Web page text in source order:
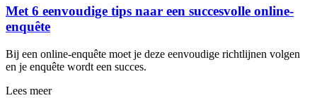
Met 6 eenvoudige tips naar een succesvolle online-
enquête
Bij een online-enquête moet je deze eenvoudige richtlijnen volgen
en je enquête wordt een succes.
Lees meer